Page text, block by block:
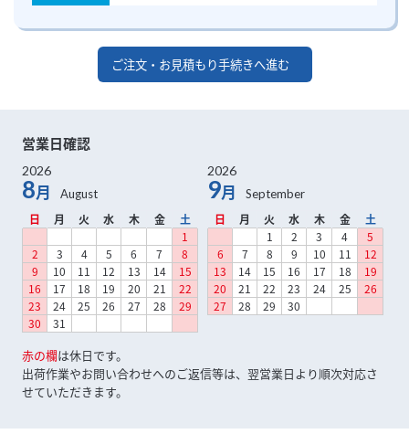
ご注文・お見積もり手続きへ進む
営業日確認
2026
8月
日 月 火 水 木 金
土
1
2
3 4 5 6 7
8
9
10 11 12 13 14
15
16
17 18 19 20 21
22
23
24 25 26 27 28
29
30
31
2026
9月
日 月 火 水 木 金
土
1
2 3 4
5
6
7 8 9 10 11
12
13
14 15 16 17 18
19
20
21 22 23 24 25
26
27
28 29 30
赤の欄は休日です。
出荷作業やお問い合わせへのご返信等は、翌営業日より順次対応さ
せていただきます。